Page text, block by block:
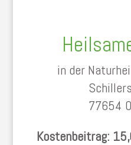
in der
77654
Kostenbeitrag: